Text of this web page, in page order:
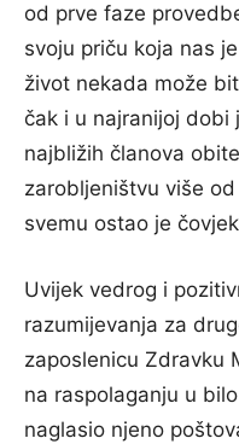
od prve faze
svoju priču koja nas
život nekada može
čak i u najranijoj dobi
najbližih članova
zarobljeništvu više
svemu ostao je
Uvijek vedrog i
razumijevanja za
zaposlenicu Zdravku
na raspolaganju u
naglasio njeno